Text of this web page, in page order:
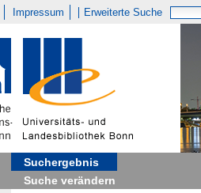
Impressum Erweiterte Suche
Suchergebnis
Suche verändern